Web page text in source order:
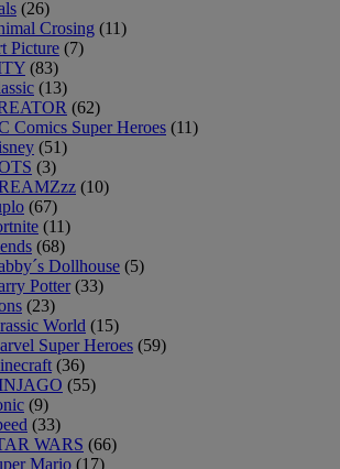
(26)
Crosing (11)
Picture (7)
(83)
(13)
(62)
Comics Super Heroes (11)
(51)
(3)
(10)
(67)
(11)
(68)
Dollhouse (5)
Potter (33)
(23)
World (15)
Super Heroes (59)
(36)
(55)
(9)
(33)
WARS (66)
Mario (17)